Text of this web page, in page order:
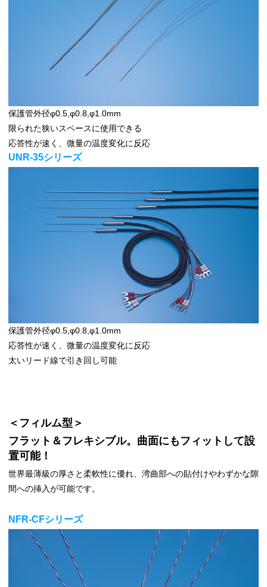
保護管外径φ0.5,φ0.8,φ1.0mm
限られた狭いスペースに使用できる
応答性が速く、微量の温度変化に反応
UNR-35シリーズ
保護管外径φ0.5,φ0.8,φ1.0mm
応答性が速く、微量の温度変化に反応
太いリード線で引き回し可能
＜フィルム型＞
フラット＆フレキシブル。曲面にもフィットして設
置可能！
世界最薄級の厚さと柔軟性に優れ、湾曲部への貼付けやわずかな隙
間への挿入が可能です。
NFR-CFシリーズ